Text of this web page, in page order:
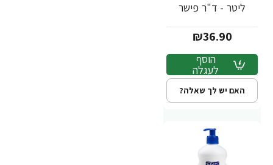
ליטר - ד"ר פישר
₪36.90
הוסף
לעגלה
האם יש לך שאלה?